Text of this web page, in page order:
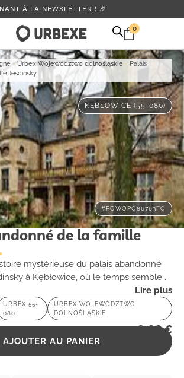
À LA NEWSLETTER ! 🎉
0
-Urbex Województwo dolnośląskie - Palais
Jesdinsky
KĘBŁOWICE (55-080)
#POWOPO86763FO
de la famille
mystérieuse du palais abandonné
à Kębłowice, où le temps semble
des trésors architecturaux oubliés.
URBEX 55-
080
URBEX WOJEWÓDZTWO
DOLNOŚLĄSKIE
2,99€
AJOUTER AU PANIER